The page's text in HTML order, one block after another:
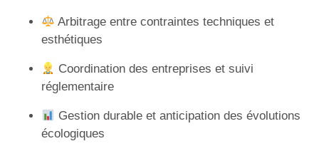
Arbitrage entre contraintes techniques et
esthétiques
Coordination des entreprises et suivi
réglementaire
Gestion durable et anticipation des évolutions
écologiques